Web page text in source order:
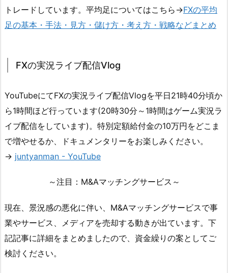
トレードしています。平均足についてはこちら→FXの平均
足の基本・手法・見方・儲け方・考え方・戦略などまとめ
FXの実況ライブ配信Vlog
YouTubeにてFXの実況ライブ配信Vlogを平日21時40分頃か
ら1時間ほど行っています(20時30分～1時間はゲーム実況ラ
イブ配信をしています)。特別定額給付金の10万円をどこま
で増やせるか、ドキュメンタリーをお楽しみください。
→ juntyanman - YouTube
～注目：M&Aマッチングサービス～
現在、景況感の悪化に伴い、M&Aマッチングサービスで事
業やサービス、メディアを売却する動きが出ています。下
記記事に詳細をまとめましたので、資金繰りの案としてご
検討ください。